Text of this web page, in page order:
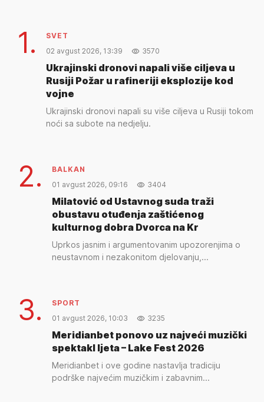
1.
SVET
02 avgust 2026, 13:39
3570
Ukrajinski dronovi napali više ciljeva u
Rusiji Požar u rafineriji eksplozije kod
vojne
Ukrajinski dronovi napali su više ciljeva u Rusiji tokom
noći sa subote na nedjelju.
2.
BALKAN
01 avgust 2026, 09:16
3404
Milatović od Ustavnog suda traži
obustavu otuđenja zaštićenog
kulturnog dobra Dvorca na Kr
Uprkos jasnim i argumentovanim upozorenjima o
neustavnom i nezakonitom djelovanju,...
3.
SPORT
01 avgust 2026, 10:03
3235
Meridianbet ponovo uz najveći muzički
spektakl ljeta – Lake Fest 2026
Meridianbet i ove godine nastavlja tradiciju
podrške najvećim muzičkim i zabavnim...